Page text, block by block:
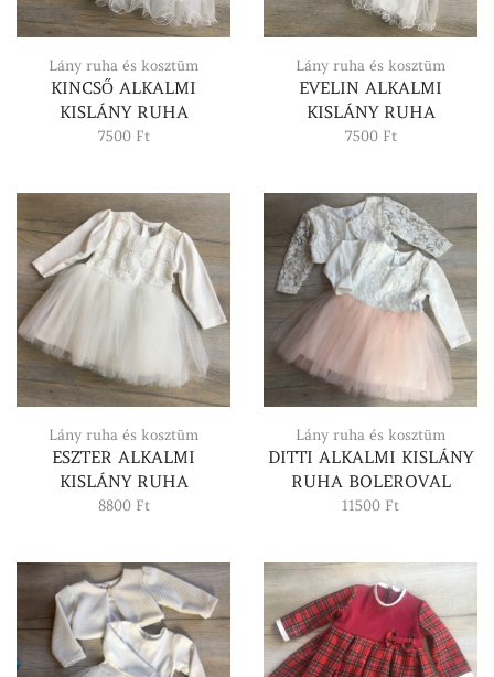
Lány ruha és kosztüm
KINCSŐ ALKALMI
KISLÁNY RUHA
7500 Ft
Lány ruha és kosztüm
EVELIN ALKALMI
KISLÁNY RUHA
7500 Ft
Lány ruha és kosztüm
ESZTER ALKALMI
KISLÁNY RUHA
8800 Ft
Lány ruha és kosztüm
DITTI ALKALMI KISLÁNY
RUHA BOLEROVAL
11500 Ft